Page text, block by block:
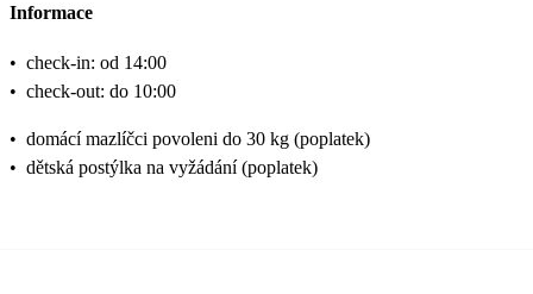
Informace
• check-in: od 14:00
• check-out: do 10:00
• domácí mazlíčci povoleni do 30 kg (poplatek)
• dětská postýlka na vyžádání (poplatek)